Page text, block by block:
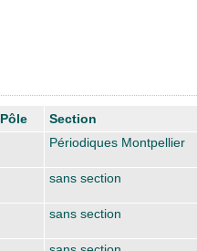
Pôle Section
Périodiques Montpellier
sans section
sans section